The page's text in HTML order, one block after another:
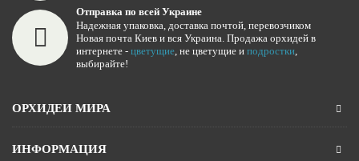
Отправка по всей Украине
Надежная упаковка, доставка почтой, перевозчиком
Новая почта Киев и вся Украина. Продажа орхидей в
интернете - цветущие, не цветущие и подростки,
выбирайте!
ОРХИДЕИ МИРА
ИНФОРМАЦИЯ